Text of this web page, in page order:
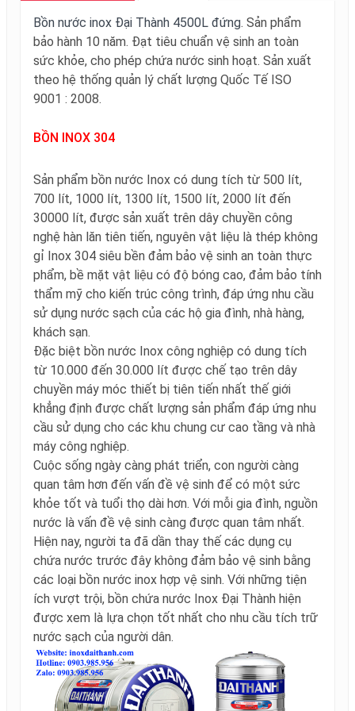
Bồn nước inox Đại Thành 4500L đứng. Sản phẩm
bảo hành 10 năm. Đạt tiêu chuẩn vệ sinh an toàn
sức khỏe, cho phép chứa nước sinh hoạt. Sản xuất
theo hệ thống quản lý chất lượng Quốc Tế ISO
9001 : 2008.
BỒN INOX 304
Sản phẩm bồn nước Inox có dung tích từ 500 lít,
700 lít, 1000 lít, 1300 lít, 1500 lít, 2000 lít đến
30000 lít, được sản xuất trên dây chuyền công
nghệ hàn lăn tiên tiến, nguyên vật liệu là thép không
gỉ Inox 304 siêu bền đảm bảo vệ sinh an toàn thực
phẩm, bề mặt vật liệu có độ bóng cao, đảm bảo tính
thẩm mỹ cho kiến trúc công trình, đáp ứng nhu cầu
sử dụng nước sạch của các hộ gia đình, nhà hàng,
khách sạn.
Đặc biệt bồn nước Inox công nghiệp có dung tích
từ 10.000 đến 30.000 lít được chế tạo trên dây
chuyền máy móc thiết bị tiên tiến nhất thế giới
khẳng định được chất lượng sản phẩm đáp ứng nhu
cầu sử dụng cho các khu chung cư cao tầng và nhà
máy công nghiệp.
Cuộc sống ngày càng phát triển, con người càng
quan tâm hơn đến vấn đề vệ sinh để có một sức
khỏe tốt và tuổi thọ dài hơn. Với mỗi gia đình, nguồn
nước là vấn đề vệ sinh càng được quan tâm nhất.
Hiện nay, người ta đã dần thay thế các dụng cụ
chứa nước trước đây không đảm bảo vệ sinh bằng
các loại bồn nước inox hợp vệ sinh. Với những tiện
ích vượt trội, bồn chứa nước Inox Đại Thành hiện
được xem là lựa chọn tốt nhất cho nhu cầu tích trữ
nước sạch của người dân.